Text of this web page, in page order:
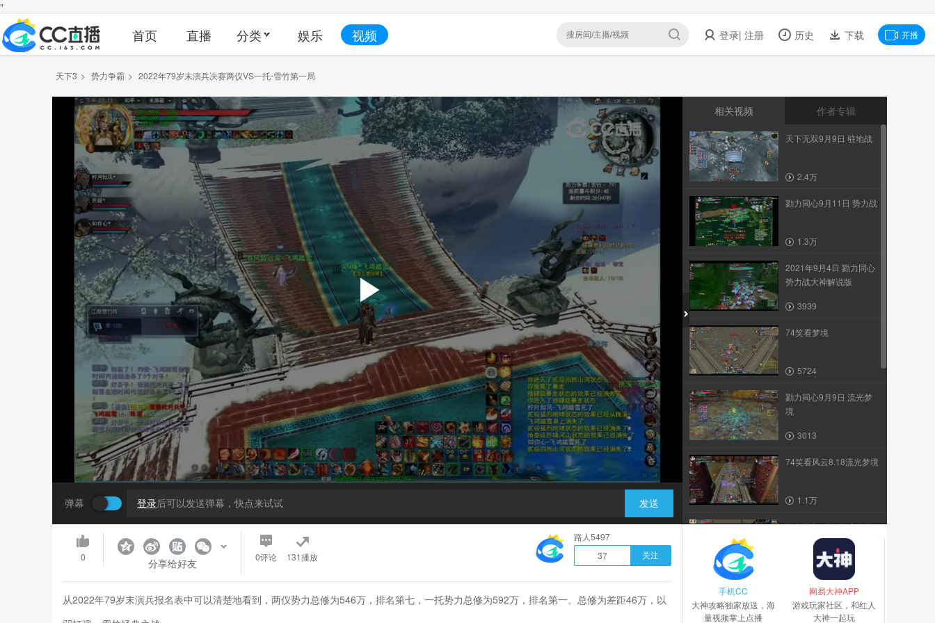
"
首页 直播 分类 娱乐 视频 登录| 注册 历史 下载 开播
天下3 > 势力争霸 > 2022年79岁末演兵决赛两仪VS一托-雪竹第一局
弹幕 登录后可以发送弹幕，快点来试试 发送
相关视频 作者专辑
天下无双9月9日 驻地战
2.4万
勠力同心9月11日 势力战
1.3万
2021年9月4日 勠力同心
势力战大神解说版
3939
74笑看梦境
5724
勠力同心9月9日 流光梦
境
3013
74笑看风云8.18流光梦境
1.1万
勠力同心9月8日 流光梦
2014
飞鸿踏雪9月11日 势力战
0 分享给好友 0评论 131播放
路人5497
37
关注
从2022年79岁末演兵报名表中可以清楚地看到，两仪势力总修为546万，排名第七，一托势力总修为592万，排名第一。总修为差距46万，以
手机CC
大神攻略独家放送，海
量视频掌上点播
网易大神APP
游戏玩家社区，和红人
大神一起玩